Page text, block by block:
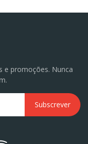
e promoções. Nunca
Subscrever